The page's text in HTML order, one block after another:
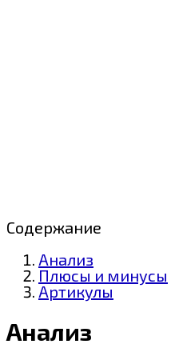
Содержание
Анализ
Плюсы и минусы
Артикулы
Анализ